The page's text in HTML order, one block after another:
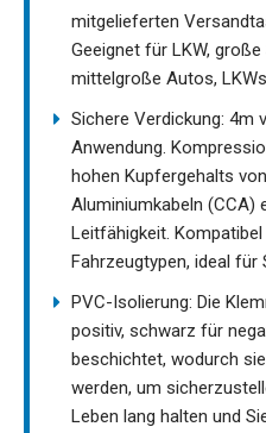
mitgelieferten
Geeignet für LKW,
mittelgroße Autos,
Sichere Verdickung: 4m
Anwendung.
hohen Kupfergehalts
Aluminiumkabeln (CCA)
Leitfähigkeit.
Fahrzeugtypen, ideal für
PVC-Isolierung: Die
positiv, schwarz für
beschichtet, wodurch
werden, um
Leben lang halten und